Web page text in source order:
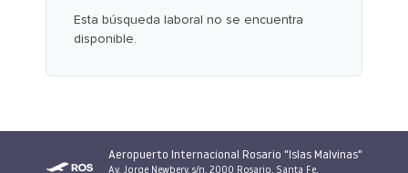
Esta búsqueda laboral no se encuentra
disponible.
Aeropuerto Internacional Rosario "Islas Malvinas"
Av. Jorge Newbery, s/n, 2000 Rosario, Santa Fe,